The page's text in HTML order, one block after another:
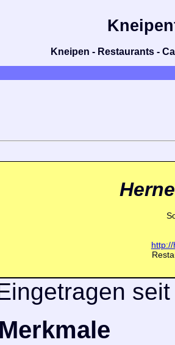
Kneipen - Restaurants -
Merkmale